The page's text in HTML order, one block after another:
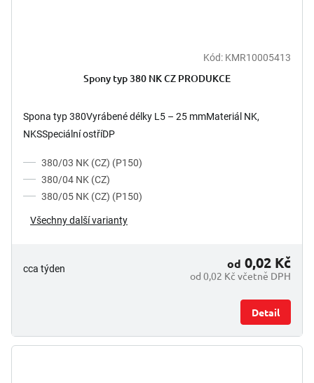
Kód: KMR10005413
Spony typ 380 NK CZ PRODUKCE
Spona typ 380Vyrábené délky L5 – 25 mmMateriál NK,
NKSSpeciální ostříDP
380/03 NK (CZ) (P150)
380/04 NK (CZ)
380/05 NK (CZ) (P150)
Všechny další varianty
cca týden
od 0,02 Kč včetně DPH
od 0,02 Kč
Detail